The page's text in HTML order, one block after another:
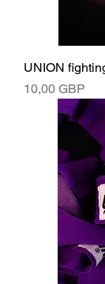
UNION
Ár
10,00 GBP